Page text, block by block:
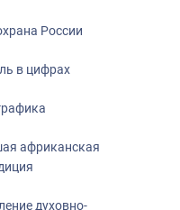
России
в цифрах
африканская
духовно-